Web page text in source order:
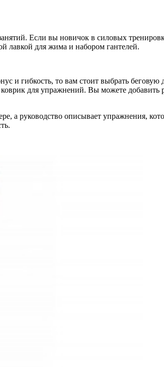
Если вы новичок в силовых
лавкой для жима и набором гантелей.
и гибкость, то вам стоит выбрать беговую
для упражнений. Вы можете добавить
а руководство описывает упражнения,